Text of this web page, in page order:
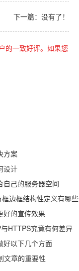
下一篇：没有了！
的一致好评。如果您
方案
设计
自己的服务器空间
边框结构性定义有哪些
好的宣传效果
HTTPS究竟有何差异
好以下几个方面
文章的重要性